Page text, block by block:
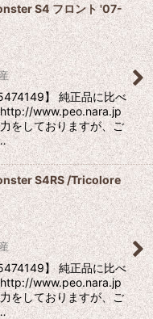
S4 フロント '07-
】 純正品に比べ
http://www.peo.nara.jp
をしておりますが、ご
S4RS /Tricolore
】 純正品に比べ
http://www.peo.nara.jp
をしておりますが、ご